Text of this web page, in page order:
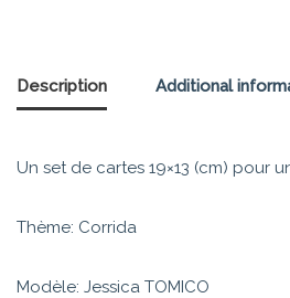
Description Additional
Un set de cartes 19×13 (cm) pour
Thème: Corrida
Modèle: Jessica TOMICO